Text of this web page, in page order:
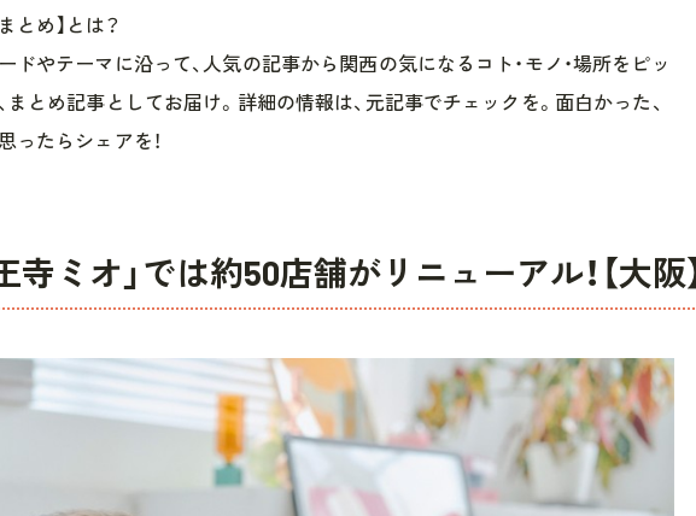
とめ】とは？
ドやテーマに沿って、人気の記事から関西の気になるコト・モノ・場所をピッ
まとめ記事としてお届け。詳細の情報は、元記事でチェックを。面白かった、
ったらシェアを！
王寺ミオ」では約50店舗がリニューアル！【大阪】